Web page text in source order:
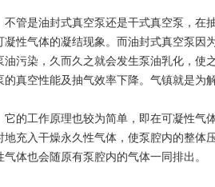
是油封式真空泵还是干式真空泵，在抽
凝性气体的凝结现象。而油封式真空泵因
油污染，久而久之就会发生泵油乳化，使
的真空性能及抽气效率下降。气镇就是为
工作原理也较为简单，即在可凝性气体
地充入干燥永久性气体，使泵腔内的整体
气体也会随原有泵腔内的气体一同排出。